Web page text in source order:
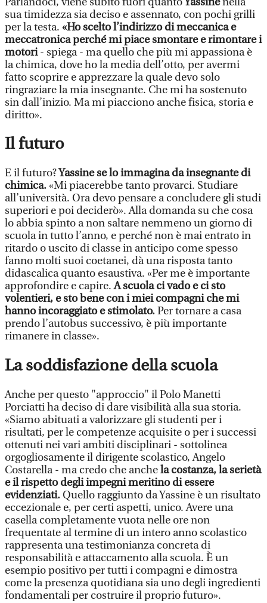
sua timidezza sia deciso e assennato, con pochi grilli
per la testa. «Ho scelto l’indirizzo di meccanica e
meccatronica perché mi piace smontare e rimontare i
motori- spiega - ma quello che più mi appassiona è
la chimica, dove ho la media dell’otto, per avermi
fatto scoprire e apprezzare la quale devo solo
ringraziare la mia insegnante. Che mi ha sostenuto
sin dall’inizio. Ma mi piacciono anche fisica, storia e
diritto».
Il futuro
E il futuro?Yassine se lo immagina da insegnante di
chimica.«Mi piacerebbe tanto provarci. Studiare
all’università. Ora devo pensare a concludere gli studi
superiori e poi deciderò». Alla domanda su che cosa
lo abbia spinto a non saltare nemmeno un giorno di
scuola in tutto l’anno, e perché non è mai entrato in
ritardo o uscito di classe in anticipo come spesso
fanno molti suoi coetanei, dà una risposta tanto
didascalica quanto esaustiva. «Per me è importante
approfondire e capire.A scuola ci vado e ci sto
volentieri, e sto bene con i miei compagni che mi
hanno incoraggiato e stimolato.Per tornare a casa
prendo l’autobus successivo, è più importante
rimanere in classe».
La soddisfazione della scuola
Anche per questo "approccio" il Polo Manetti
Porciatti ha deciso di dare visibilità alla sua storia.
«Siamo abituati a valorizzare gli studenti per i
risultati, per le competenze acquisite o per i successi
ottenuti nei vari ambiti disciplinari - sottolinea
orgogliosamente il dirigente scolastico, Angelo
Costarella - ma credo che anchela costanza, la serietà
e il rispetto degli impegni meritino di essere
evidenziati. Quello raggiunto da Yassine è un risultato
eccezionale e, per certi aspetti, unico. Avere una
casella completamente vuota nelle ore non
frequentate al termine di un intero anno scolastico
rappresenta una testimonianza concreta di
responsabilità e attaccamento alla scuola. È un
esempio positivo per tutti i compagni e dimostra
come la presenza quotidiana sia uno degli ingredienti
fondamentali per costruire il proprio futuro».